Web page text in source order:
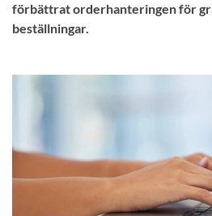
förbättrat orderhanteringen för
beställningar.